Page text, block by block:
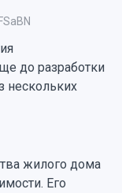
до разработки
нескольких
жилого дома
Его